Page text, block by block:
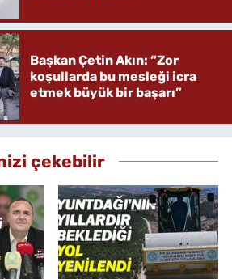
Başkan Çetin Akın: “Zor
koşullarda bu mesleği icra
etmek büyük bir başarı”
çekebilir